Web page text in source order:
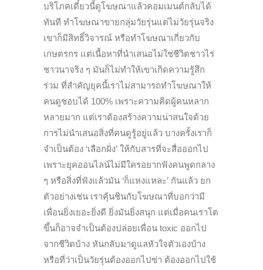
บริโภคเดี๋ยวนี้ดูโฆษณาแล้วคอมเมนต์กลับได้
ทันที ทำโฆษณาขายกลุ่มวัยรุ่นแต่ไม่วัยรุ่นจริง
เขาก็มีสิทธิ์วิจารณ์ หรือทำโฆษณาเกี่ยวกับ
เกษตรกร แต่เนื้อหาที่นำเสนอไม่ใช่ชีวิตชาวไร่
ชาวนาจริง ๆ มันก็ไม่ทำให้เขาเกิดความรู้สึก
ร่วม ที่สำคัญยุคนี้เราไม่สามารถทำโฆษณาให้
คนดูชอบได้ 100% เพราะความคิดผู้คนหลาก
หลายมาก แต่เราต้องสร้างความน่าสนใจด้วย
การไม่นำเสนอสิ่งที่คนดูรู้อยู่แล้ว บางครั้งเราก็
จำเป็นต้อง ‘เลือกฝั่ง’ ให้กับสารที่จะสื่อออกไป
เพราะยุคออนไลน์ไม่มีใครอยากฟังคนพูดกลาง
ๆ หรือสิ่งที่ฟังแล้วมัน ‘ก็แหงแหละ’ กันแล้ว ยก
ตัวอย่างเช่น เราคุ้นชินกับโฆษณาที่บอกว่ามี
เพื่อนยิ่งเยอะยิ่งดี ยิ่งมันยิ่งสนุก แต่เมื่อคนเราโต
ขึ้นก็อาจจำเป็นต้องปล่อยเพื่อน toxic ออกไป
จากชีวิตบ้าง หันกลับมาดูแลหัวใจตัวเองบ้าง
หรือที่ว่าเป็นวัยรุ่นต้องออกไปซ่า ต้องออกไปใช้